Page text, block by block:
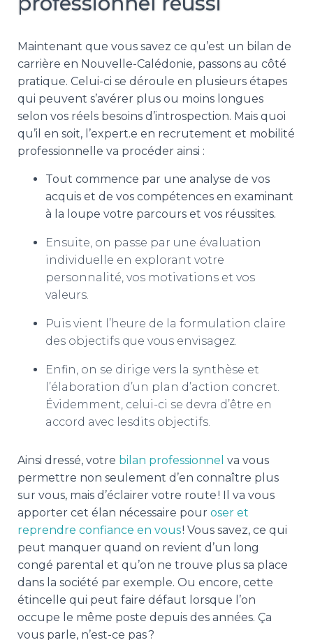
Maintenant que vous savez ce qu’est un bilan de
carrière en Nouvelle-Calédonie, passons au côté
pratique. Celui-ci se déroule en plusieurs étapes
qui peuvent s’avérer plus ou moins longues
selon vos réels besoins d’introspection. Mais quoi
qu’il en soit, l’expert.e en recrutement et mobilité
professionnelle va procéder ainsi :
Tout commence par une analyse de vos
acquis et de vos compétences en examinant
à la loupe votre parcours et vos réussites.
Ensuite, on passe par une évaluation
individuelle en explorant votre
personnalité, vos motivations et vos
valeurs.
Puis vient l’heure de la formulation claire
des objectifs que vous envisagez.
Enfin, on se dirige vers la synthèse et
l’élaboration d’un plan d’action concret.
Évidemment, celui-ci se devra d’être en
accord avec lesdits objectifs.
Ainsi dressé, votre bilan professionnel va vous
permettre non seulement d’en connaître plus
sur vous, mais d’éclairer votre route ! Il va vous
apporter cet élan nécessaire pour oser et
reprendre confiance en vous! Vous savez, ce qui
peut manquer quand on revient d’un long
congé parental et qu’on ne trouve plus sa place
dans la société par exemple. Ou encore, cette
étincelle qui peut faire défaut lorsque l’on
occupe le même poste depuis des années. Ça
vous parle, n’est-ce pas ?